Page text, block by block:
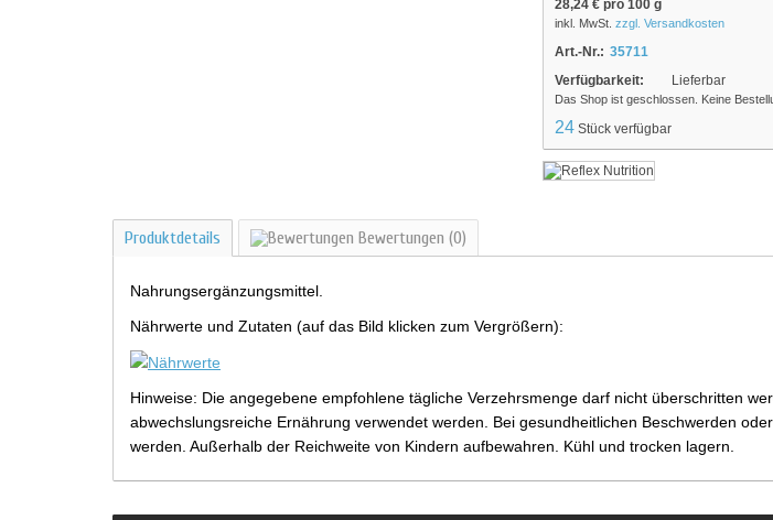
28,24 € pro 100 g
inkl. MwSt. zzgl. Versandkosten
Art.-Nr.: 35711
Verfügbarkeit:
Lieferbar
Das Shop ist geschlossen. Keine
24 Stück verfügbar
Produktdetails Bewertungen (0)
Nahrungsergänzungsmittel.
Nährwerte und Zutaten (auf das Bild klicken zum Vergrößern):
Hinweise: Die angegebene empfohlene tägliche Verzehrsmenge darf nicht überschritten
abwechslungsreiche Ernährung verwendet werden. Bei gesundheitlichen Beschwerden
werden. Außerhalb der Reichweite von Kindern aufbewahren. Kühl und trocken lagern.